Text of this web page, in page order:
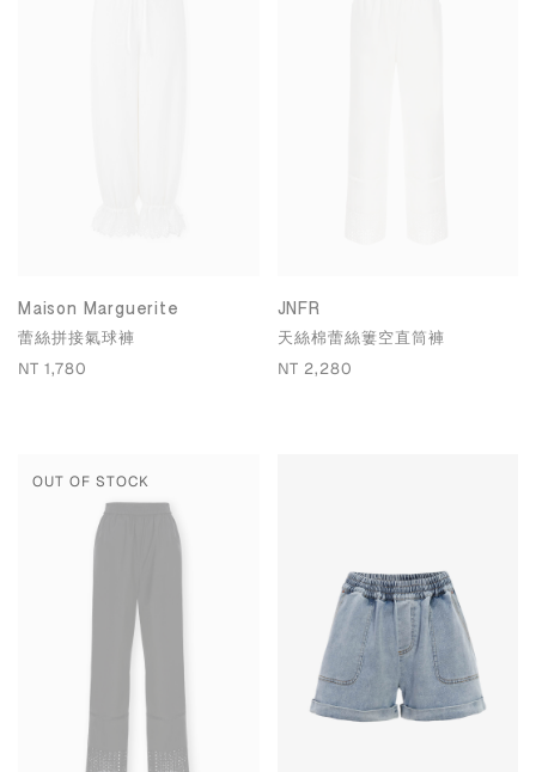
Maison Marguerite
蕾絲拼接氣球褲
NT 1,780
JNFR
天絲棉蕾絲簍空直筒褲
NT 2,280
OUT OF STOCK